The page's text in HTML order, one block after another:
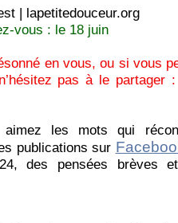
| lapetitedouceur.org
vous : le 18 juin
en vous, ou si vous
pas à le partager
les mots qui
publications sur
des pensées brèves